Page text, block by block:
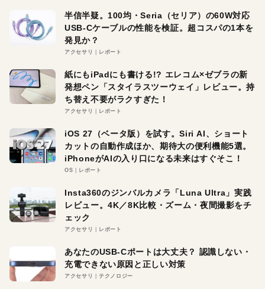
半信半疑。100均・Seria（セリア）の60W対応
USB-Cケーブルの性能を検証。超コスパの1本を
発見か？
アクセサリ レポート
紙にもiPadにも書ける!? エレコム×ゼブラの新
発想ペン「スタイラスツーウェイ」レビュー。持
ち替え不要がラクすぎた！
アクセサリ レポート
iOS 27（ベータ版）を試す。Siri AI、ショート
カットの自動作成ほか、期待大の便利機能5選。
iPhoneがAIの入り口になる未来はすぐそこ！
OS レポート
Insta360のジンバルカメラ「Luna Ultra」実践
レビュー。4K／8K比較・ズーム・夜間撮影をチ
ェック
アクセサリ レポート
あなたのUSB-Cポートは大丈夫？ 認識しない・
充電できない原因と正しい対策
アクセサリ テクノロジー